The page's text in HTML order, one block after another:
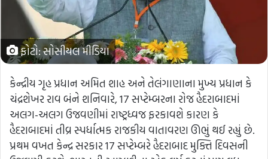
ફોટો: સોસીયલ મીડિયા
કેન્દ્રીય ગૃહ પ્રધાન અમિત શાહ અને તેલંગાણાના મુખ્ય પ્રધાન કે
ચંદ્રશેખર રાવ બંને શનિવારે, 17 સપ્ટેમ્બરના રોજ હૈદરાબાદમાં
અલગ-અલગ ઉજવણીમાં રાષ્ટ્રધ્વજ ફરકાવશે કારણ કે
હૈદરાબાદમાં તીવ્ર સ્પર્ધાત્મક રાજકીય વાતાવરણ ઊભું થઈ રહ્યું છે.
પ્રથમ વખત કેન્દ્ર સરકાર 17 સપ્ટેમ્બરે હૈદરાબાદ મુક્તિ દિવસની